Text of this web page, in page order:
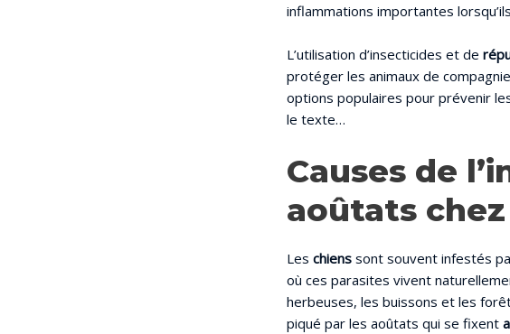
inflammations importantes
L’utilisation d’insecticides et de
protéger les animaux de
options populaires pour prévenir
le texte…
Causes de
aoûtats
Les chiens sont souvent infestés
où ces parasites vivent
herbeuses, les buissons et les
piqué par les aoûtats qui se fixent